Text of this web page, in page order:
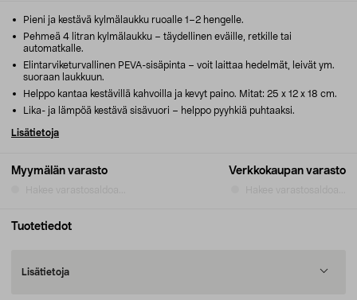
Myymälän varasto Verkkokaupan varasto
Pieni ja kestävä kylmälaukku ruoalle 1–2 hengelle.
Pehmeä 4 litran kylmälaukku – täydellinen eväille, retkille tai
automatkalle.
Elintarviketurvallinen PEVA-sisäpinta – voit laittaa hedelmät, leivät ym.
suoraan laukkuun.
Helppo kantaa kestävillä kahvoilla ja kevyt paino. Mitat: 25 x 12 x 18 cm.
Lika- ja lämpöä kestävä sisävuori – helppo pyyhkiä puhtaaksi.
Lisätietoja
Tuotetiedot
Lisätietoja